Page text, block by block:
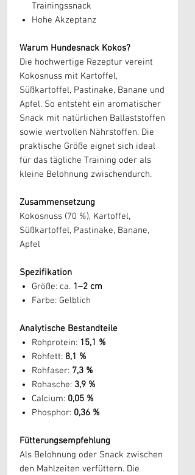
Trainingssnack
Hohe Akzeptanz
Warum Hundesnack Kokos?
Die hochwertige Rezeptur vereint
Kokosnuss mit Kartoffel,
Süßkartoffel, Pastinake, Banane und
Apfel. So entsteht ein aromatischer
Snack mit natürlichen Ballaststoffen
sowie wertvollen Nährstoffen. Die
praktische Größe eignet sich ideal
für das tägliche Training oder als
kleine Belohnung zwischendurch.
Zusammensetzung
Kokosnuss (70 %), Kartoffel,
Süßkartoffel, Pastinake, Banane,
Apfel
Spezifikation
Größe: ca. 1–2 cm
Farbe: Gelblich
Analytische Bestandteile
Rohprotein: 15,1 %
Rohfett: 8,1 %
Rohfaser: 7,3 %
Rohasche: 3,9 %
Calcium: 0,05 %
Phosphor: 0,36 %
Fütterungsempfehlung
Als Belohnung oder Snack zwischen
den Mahlzeiten verfüttern. Die